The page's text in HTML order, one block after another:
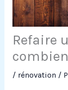
Refaire
/ rénovation /